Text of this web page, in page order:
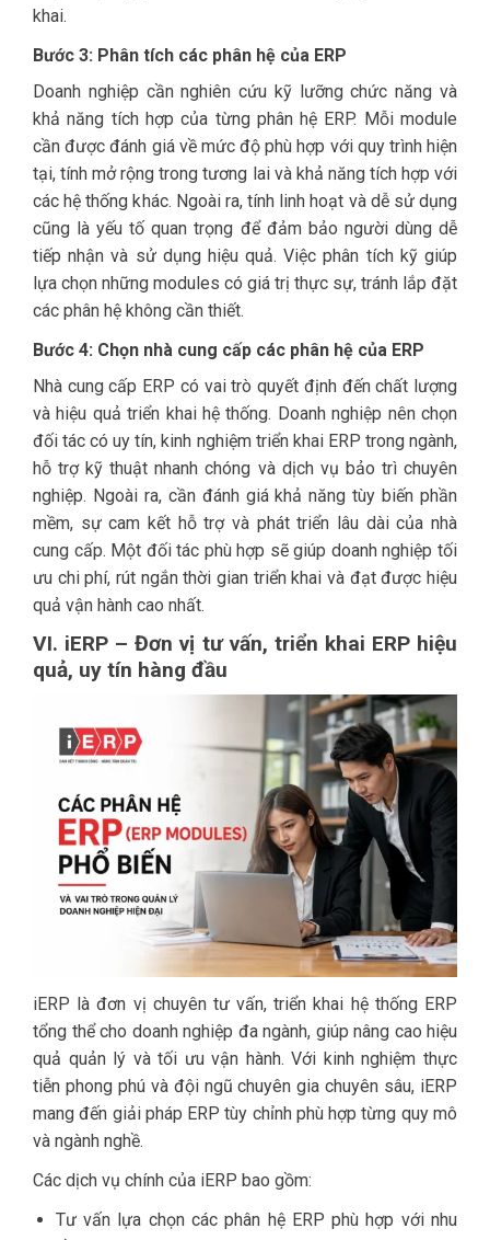
khai.
Bước 3: Phân tích các phân hệ của ERP
Doanh nghiệp cần nghiên cứu kỹ lưỡng chức năng và
khả năng tích hợp của từng phân hệ ERP. Mỗi module
cần được đánh giá về mức độ phù hợp với quy trình hiện
tại, tính mở rộng trong tương lai và khả năng tích hợp với
các hệ thống khác. Ngoài ra, tính linh hoạt và dễ sử dụng
cũng là yếu tố quan trọng để đảm bảo người dùng dễ
tiếp nhận và sử dụng hiệu quả. Việc phân tích kỹ giúp
lựa chọn những modules có giá trị thực sự, tránh lắp đặt
các phân hệ không cần thiết.
Bước 4: Chọn nhà cung cấp các phân hệ của ERP
Nhà cung cấp ERP có vai trò quyết định đến chất lượng
và hiệu quả triển khai hệ thống. Doanh nghiệp nên chọn
đối tác có uy tín, kinh nghiệm triển khai ERP trong ngành,
hỗ trợ kỹ thuật nhanh chóng và dịch vụ bảo trì chuyên
nghiệp. Ngoài ra, cần đánh giá khả năng tùy biến phần
mềm, sự cam kết hỗ trợ và phát triển lâu dài của nhà
cung cấp. Một đối tác phù hợp sẽ giúp doanh nghiệp tối
ưu chi phí, rút ngắn thời gian triển khai và đạt được hiệu
quả vận hành cao nhất.
VI. iERP – Đơn vị tư vấn, triển khai ERP hiệu
quả, uy tín hàng đầu
iERP là đơn vị chuyên tư vấn, triển khai hệ thống ERP
tổng thể cho doanh nghiệp đa ngành, giúp nâng cao hiệu
quả quản lý và tối ưu vận hành. Với kinh nghiệm thực
tiễn phong phú và đội ngũ chuyên gia chuyên sâu, iERP
mang đến giải pháp ERP tùy chỉnh phù hợp từng quy mô
và ngành nghề.
Các dịch vụ chính của iERP bao gồm:
Tư vấn lựa chọn các phân hệ ERP phù hợp với nhu